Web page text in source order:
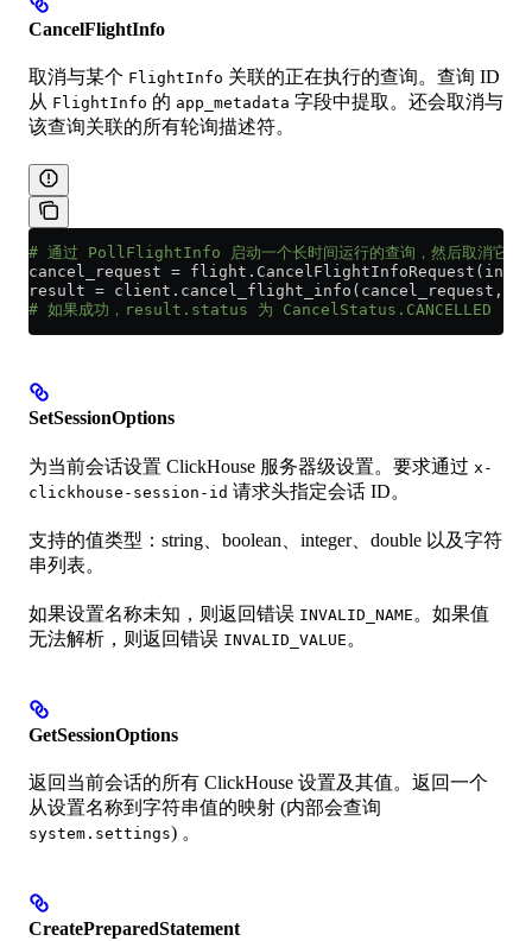
CancelFlightInfo
取消与某个 FlightInfo 关联的正在执行的查询。查询 ID
从 FlightInfo 的 app_metadata 字段中提取。还会取消与
该查询关联的所有轮询描述符。
# 通过 PollFlightInfo 启动一个长时间运行的查询，然后取消它
cancel_request = flight.CancelFlightInfoRequest(info)
result = client.cancel_flight_info(cancel_request,
# 如果成功，result.status 为 CancelStatus.CANCELLED
SetSessionOptions
为当前会话设置 ClickHouse 服务器级设置。要求通过 x-
clickhouse-session-id 请求头指定会话 ID。
支持的值类型：string、boolean、integer、double 以及字符
串列表。
如果设置名称未知，则返回错误 INVALID_NAME 。如果值
无法解析，则返回错误 INVALID_VALUE 。
GetSessionOptions
返回当前会话的所有 ClickHouse 设置及其值。返回一个
从设置名称到字符串值的映射 (内部会查询
system.settings) 。
CreatePreparedStatement